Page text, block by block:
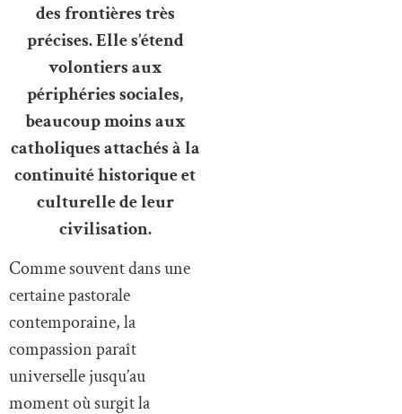
des frontières très
précises. Elle s’étend
volontiers aux
périphéries sociales,
beaucoup moins aux
catholiques attachés à la
continuité historique et
culturelle de leur
civilisation.
Comme souvent dans une
certaine pastorale
contemporaine, la
compassion paraît
universelle jusqu’au
moment où surgit la